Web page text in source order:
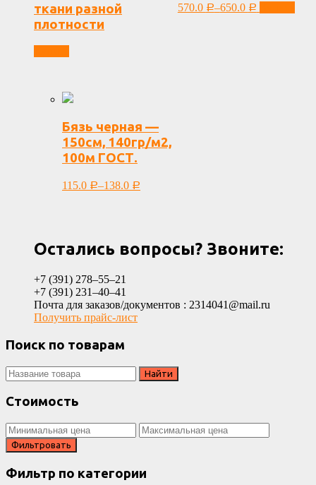
ткани разной
плотности
570.0 Р–650.0 Р
Бязь черная —
150см, 140гр/м2,
100м ГОСТ.
115.0 Р–138.0 Р
Остались вопросы? Звоните:
+7 (391) 278‒55‒21
+7 (391) 231‒40‒41
Почта для заказов/документов : 2314041@mail.ru
Получить прайс-лист
Поиск по товарам
Search
for:
Стоимость
Фильтровать
Фильтр по категории